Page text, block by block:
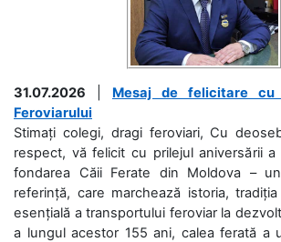
31.07.2026
Mesaj de felicitare cu
Feroviarului
Stimați colegi, dragi feroviari, Cu
respect, vă felicit cu prilejul aniversării
fondarea Căii Ferate din Moldova –
referință, care marchează istoria,
esențială a transportului feroviar la
a lungul acestor 155 ani, calea ferată a